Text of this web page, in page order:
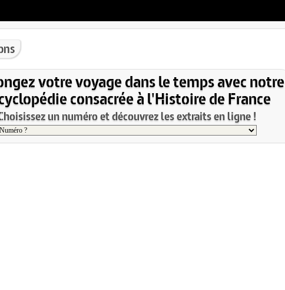
votre voyage dans le temps avec notre
consacrée à l'Histoire de France
un numéro et découvrez les extraits en ligne !